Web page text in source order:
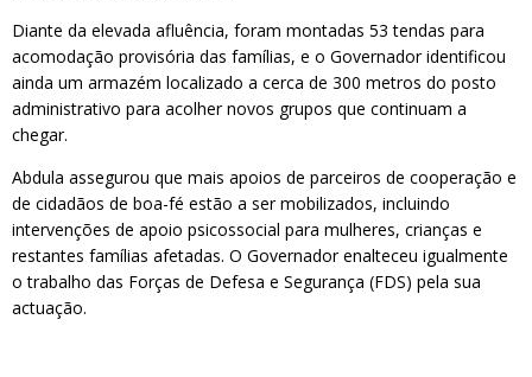
Diante da elevada afluência, foram montadas 53 tendas para
acomodação provisória das famílias, e o Governador identificou
ainda um armazém localizado a cerca de 300 metros do posto
administrativo para acolher novos grupos que continuam a
chegar.
Abdula assegurou que mais apoios de parceiros de cooperação e
de cidadãos de boa-fé estão a ser mobilizados, incluindo
intervenções de apoio psicossocial para mulheres, crianças e
restantes famílias afetadas. O Governador enalteceu igualmente
o trabalho das Forças de Defesa e Segurança (FDS) pela sua
actuação.